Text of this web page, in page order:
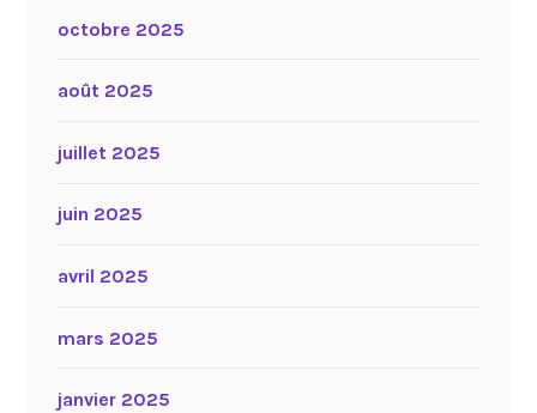
octobre 2025
août 2025
juillet 2025
juin 2025
avril 2025
mars 2025
janvier 2025